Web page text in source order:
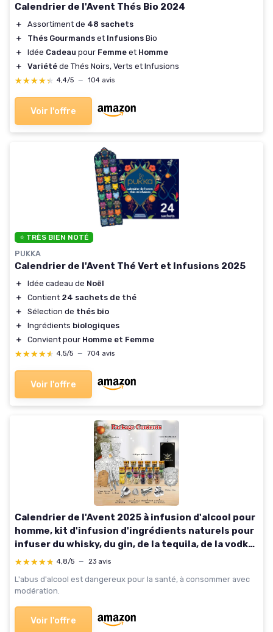
Calendrier de l'Avent Thés Bio 2024
＋ Assortiment de 48 sachets
＋
Thés Gourmands et Infusions Bio
＋
Idée Cadeau pour Femme et Homme
＋
Variété de Thés Noirs, Verts et Infusions
★★★★★
★★★★★ 4,4/5 — 104 avis
Voir l'offre
⭐ TRÈS BIEN NOTÉ
PUKKA
Calendrier de l'Avent Thé Vert et Infusions 2025
＋ Idée cadeau de Noël
＋
Contient 24 sachets de thé
＋
Sélection de thés bio
＋
Ingrédients biologiques
＋
Convient pour Homme et Femme
★★★★★
★★★★★ 4,5/5 — 704 avis
Voir l'offre
Calendrier de l'Avent 2025 à infusion d'alcool pour
homme, kit d'infusion d'ingrédients naturels pour
infuser du whisky, du gin, de la tequila, de la vodka,
du rhum, kit de fabrication de whisky de 24
★★★★★
★★★★★ 4,8/5 — 23 avis
L'abus d'alcool est dangereux pour la santé, à consommer avec
modération.
Voir l'offre